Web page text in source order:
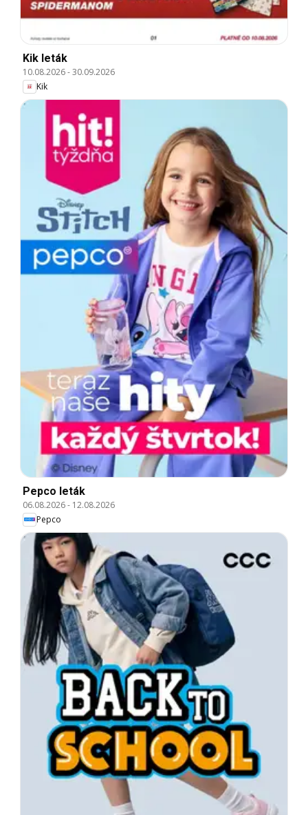
Kik leták
10.08.2026-30.09.2026
Kik
Pepco leták
06.08.2026- 12.08.2026
Pepco